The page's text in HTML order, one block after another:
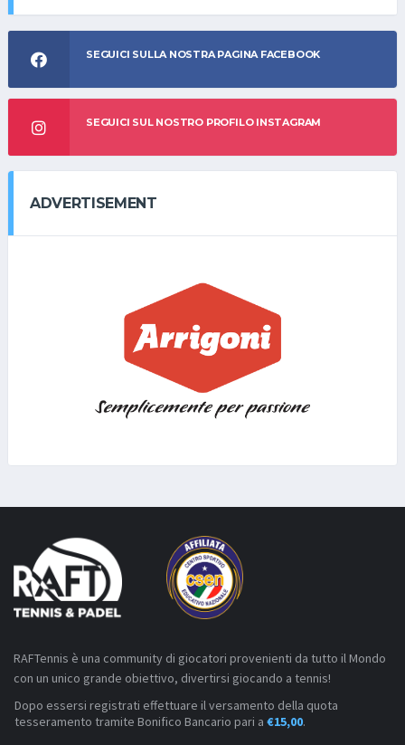
SEGUICI SULLA NOSTRA PAGINA FACEBOOK
SEGUICI SUL NOSTRO PROFILO INSTAGRAM
ADVERTISEMENT
RAFTennis è una community di giocatori provenienti da tutto il Mondo
con un unico grande obiettivo, divertirsi giocando a tennis!
Dopo essersi registrati effettuare il versamento della quota
tesseramento tramite Bonifico Bancario pari a €15,00.